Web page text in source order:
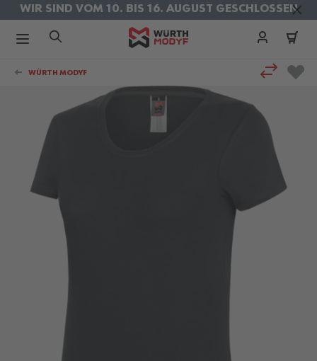
KOSTENLOSER VERSAND IM AUGUST
WIR SIND VOM 10. BIS 16. AUGUST GESCHLOSSEN
WÜRTH MODYF